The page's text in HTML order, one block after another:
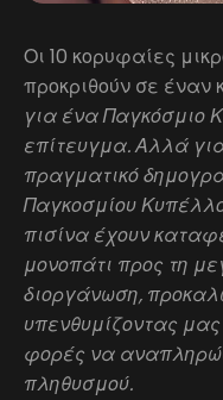
Οι 10 κορυφαίες
προκριθούν σε έναν
για ένα Παγκόσμιο
επίτευγμα. Αλλά
πραγματικό
Παγκοσμίου
πισίνα έχουν
μονοπάτι προς τη
διοργάνωση,
υπενθυμίζοντας
φορές να
πληθυσμού.